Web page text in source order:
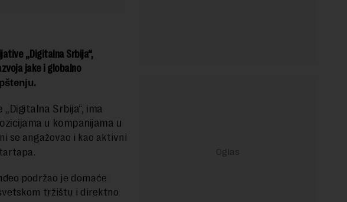
„Digitalna Srbija“,
jake i globalno
enju.
Srbija“, ima
u kompanijama u
se angažovao i kao aktivni
podržao je domaće
tržištu i direktno